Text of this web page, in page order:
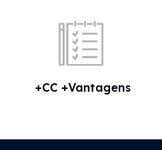
+CC +Vantagens